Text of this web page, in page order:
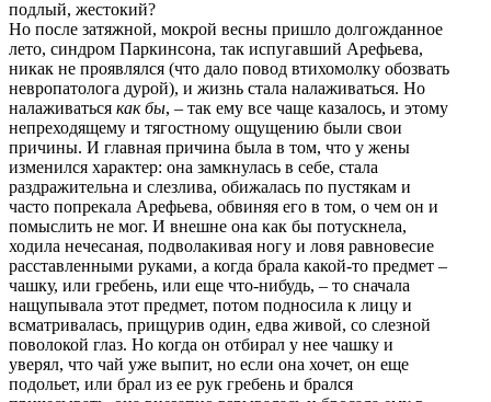
подлый, жестокий?
Но после затяжной, мокрой весны пришло долгожданное
лето, синдром Паркинсона, так испугавший Арефьева,
никак не проявлялся (что дало повод втихомолку обозвать
невропатолога дурой), и жизнь стала налаживаться. Но
налаживаться как бы, – так ему все чаще казалось, и этому
непреходящему и тягостному ощущению были свои
причины. И главная причина была в том, что у жены
изменился характер: она замкнулась в себе, стала
раздражительна и слезлива, обижалась по пустякам и
часто попрекала Арефьева, обвиняя его в том, о чем он и
помыслить не мог. И внешне она как бы потускнела,
ходила нечесаная, подволакивая ногу и ловя равновесие
расставленными руками, а когда брала какой-то предмет –
чашку, или гребень, или еще что-нибудь, – то сначала
нащупывала этот предмет, потом подносила к лицу и
всматривалась, прищурив один, едва живой, со слезной
поволокой глаз. Но когда он отбирал у нее чашку и
уверял, что чай уже выпит, но если она хочет, он еще
подольет, или брал из ее рук гребень и брался